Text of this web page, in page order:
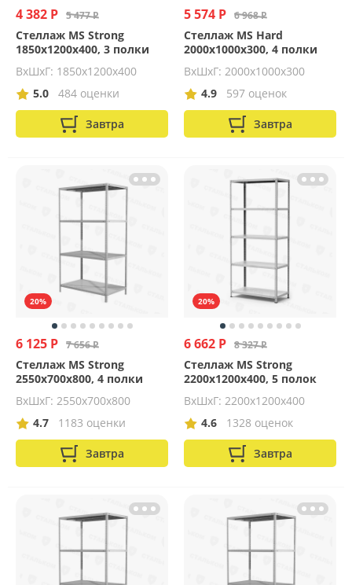
4 382 Р 5 477 Р
Стеллаж MS Strong
1850х1200х400, 3 полки
ВхШхГ: 1850x1200x400
5.0
484 оценки
Завтра
5 574 Р 6 968 Р
Стеллаж MS Hard
2000х1000х300, 4 полки
ВхШхГ: 2000x1000x300
4.9
597 оценок
Завтра
20%
6 125 Р 7 656 Р
Стеллаж MS Strong
2550х700х800, 4 полки
ВхШхГ: 2550x700x800
4.7
1183 оценки
Завтра
20%
6 662 Р 8 327 Р
Стеллаж MS Strong
2200х1200х400, 5 полок
ВхШхГ: 2200x1200x400
4.6
1328 оценок
Завтра